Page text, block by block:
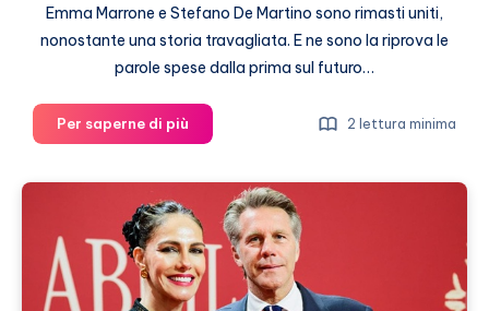
Emma Marrone e Stefano De Martino sono rimasti uniti,
nonostante una storia travagliata. E ne sono la riprova le
parole spese dalla prima sul futuro…
Per saperne di più
Marrone
l’amicizia
costruita
con
Stefano
De
2 lettura minima